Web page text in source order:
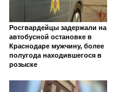
Росгвардейцы задержали на
автобусной остановке в
Краснодаре мужчину, более
полугода находившегося в
розыске